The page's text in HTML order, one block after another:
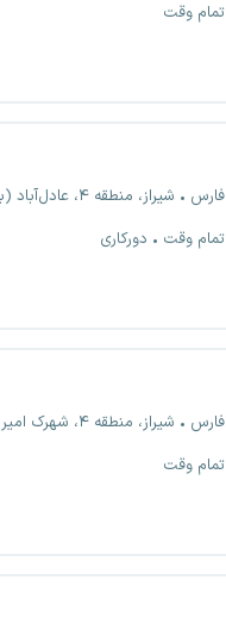
تمام وقت
فارس
شیراز، منطقه ۴، عادل‌آباد (بلوار عدالت)
تمام وقت
دورکاری
فارس
شیراز، منطقه ۴، شهرک امیر کبیر
تمام وقت